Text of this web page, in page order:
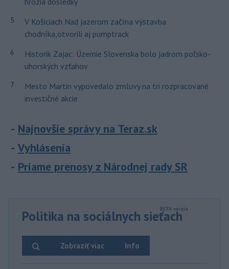
5
V Košiciach Nad jazerom začína výstavba
chodníka,otvorili aj pumptrack
6
Historik Zajac: Územie Slovenska bolo jadrom poľsko-
uhorských vzťahov
7
Mesto Martin vypovedalo zmluvy na tri rozpracované
investičné akcie
Najnovšie správy na Teraz.sk
Vyhlásenia
Priame prenosy z Národnej rady SR
Politika na sociálnych sieťach
Info
Zobraziť viac